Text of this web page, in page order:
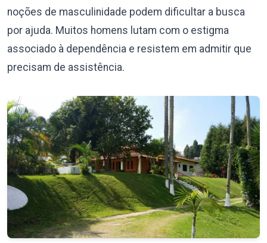
noções de masculinidade podem dificultar a busca
por ajuda. Muitos homens lutam com o estigma
associado à dependência e resistem em admitir que
precisam de assistência.